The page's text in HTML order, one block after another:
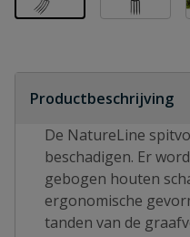
Productbeschrijving
De NatureLine
beschadigen. Er
gebogen houten
ergonomische
tanden van de